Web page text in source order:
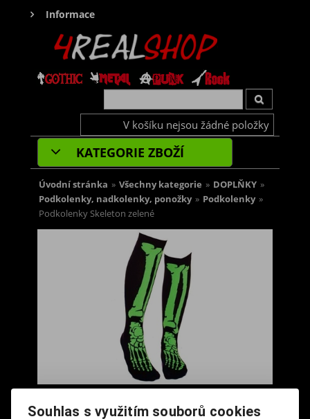
Informace
V košíku nejsou žádné položky
KATEGORIE ZBOŽÍ
Úvodní stránka » Všechny kategorie » DOPLŇKY »
Podkolenky, nadkolenky, ponožky » Podkolenky »
Podkolenky Skeleton zelené
Podkolenky Skeleton zelené
Cena s DPH:290 Kč
Souhlas s využitím souborů cookies